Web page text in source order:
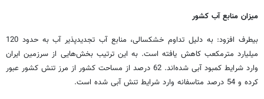
میزان منابع آب کشور
بیطرف افزود: به دلیل تداوم خشکسالی، منابع آب تجدیدپذیر آب به حدود 120
میلیارد مترمکعب کاهش یافته است. به این ترتیب بخش‌هایی از سرزمین ایران
وارد شرایط کمبود آبی شده‌اند. 62 درصد از مساحت کشور از مرز تنش کشور عبور
کرده و 54 درصد متاسفانه وارد شرایط تنش آبی شده است.